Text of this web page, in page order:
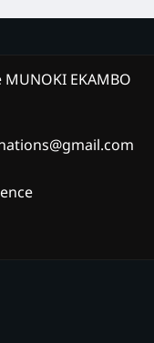
EKAMBO